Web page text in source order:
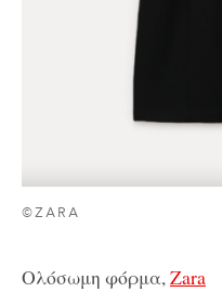
©ZARA
Ολόσωμη φόρμα,Zara